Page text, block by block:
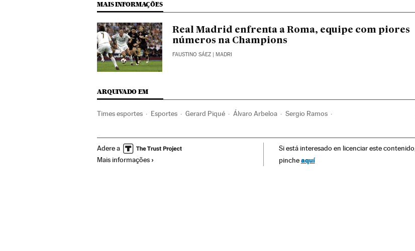
MAIS INFORMAÇÕES
Real Madrid enfrenta a Roma, equipe com piores
números na Champions
FAUSTINO SÁEZ | MADRI
ARQUIVADO EM
Times esportes Esportes Gerard Piqué Álvaro Arbeloa Sergio Ramos
Futebol
Adere a
Mais informações
Si está interesado en licenciar este contenido,
pincheaquí